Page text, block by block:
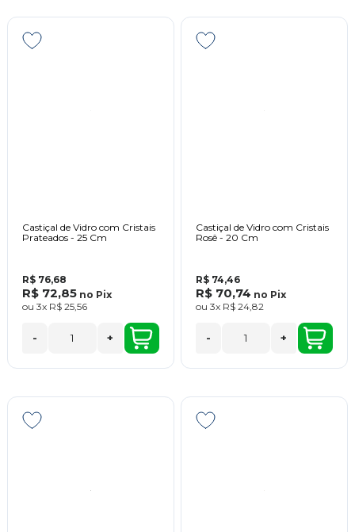
Castiçal de Vidro com Cristais
Prateados - 25 Cm
R$ 76,68
R$ 72,85 no Pix
ou 3x R$ 25,56
- +
Castiçal de Vidro com Cristais
Rosê - 20 Cm
R$ 74,46
R$ 70,74 no Pix
ou 3x R$ 24,82
- +